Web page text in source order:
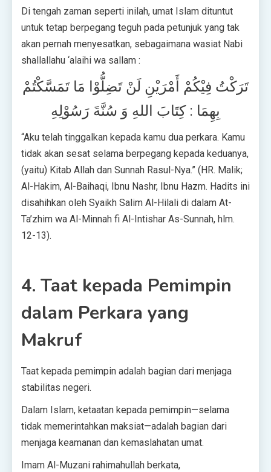
Di tengah zaman seperti inilah, umat Islam dituntut
untuk tetap berpegang teguh pada petunjuk yang tak
akan pernah menyesatkan, sebagaimana wasiat Nabi
shallallahu ‘alaihi wa sallam :
تَرَكْتُ فِيْكُمْ أَمْرَيْنِ لَنْ تَضِلُّوْا مَا تَمَسَّكْتُمْ
بِهِمَا : كِتَابَ اللهِ وَ سُنَّةَ رَسُوْلِهِ
“Aku telah tinggalkan kepada kamu dua perkara. Kamu
tidak akan sesat selama berpegang kepada keduanya,
(yaitu) Kitab Allah dan Sunnah Rasul-Nya.” (HR. Malik;
Al-Hakim, Al-Baihaqi, Ibnu Nashr, Ibnu Hazm. Hadits ini
disahihkan oleh Syaikh Salim Al-Hilali di dalam At-
Ta’zhim wa Al-Minnah fi Al-Intishar As-Sunnah, hlm.
12-13).
4. Taat kepada Pemimpin
dalam Perkara yang
Makruf
Taat kepada pemimpin adalah bagian dari menjaga
stabilitas negeri.
Dalam Islam, ketaatan kepada pemimpin—selama
tidak memerintahkan maksiat—adalah bagian dari
menjaga keamanan dan kemaslahatan umat.
Imam Al-Muzani rahimahullah berkata,